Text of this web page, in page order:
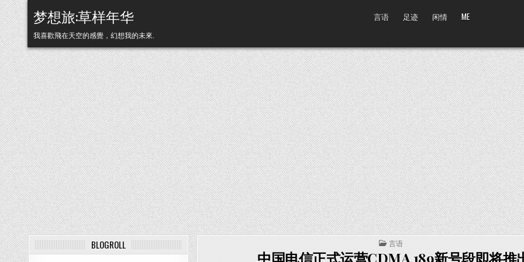
Skip to content
梦想旅:草样年华
我喜歡飛在天空的感覺，幻想我的未來.
言语 足迹 闲情 ME
BLOGROLL POSTED IN
言语
中国电信正式运营CDMA 189新号段即将推